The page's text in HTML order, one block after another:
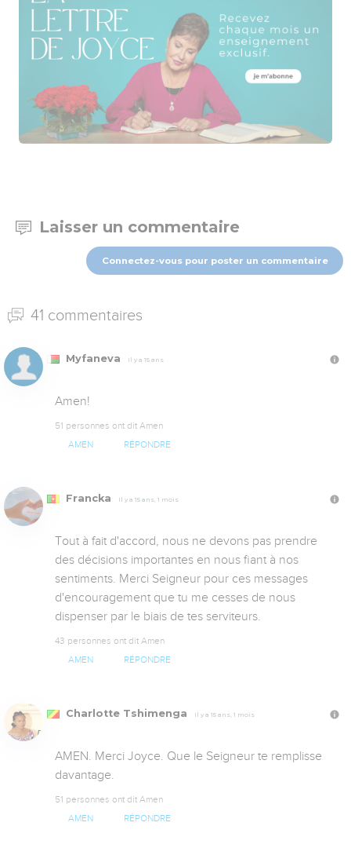
Laisser un commentaire
Connectez-vous pour poster un commentaire
41 commentaires
Myfaneva Il y a 15 ans
Amen!
51 personnes ont dit Amen
AMEN RÉPONDRE
Francka Il y a 15 ans, 1 mois
Tout à fait d'accord, nous ne devons pas prendre
des décisions importantes en nous fiant à nos
sentiments. Merci Seigneur pour ces messages
d'encouragement que tu me cesses de nous
dispenser par le biais de tes serviteurs.
43 personnes ont dit Amen
AMEN RÉPONDRE
Charlotte Tshimenga Il y a 15 ans, 1 mois
AMEN. Merci Joyce. Que le Seigneur te remplisse
davantage.
51 personnes ont dit Amen
AMEN RÉPONDRE